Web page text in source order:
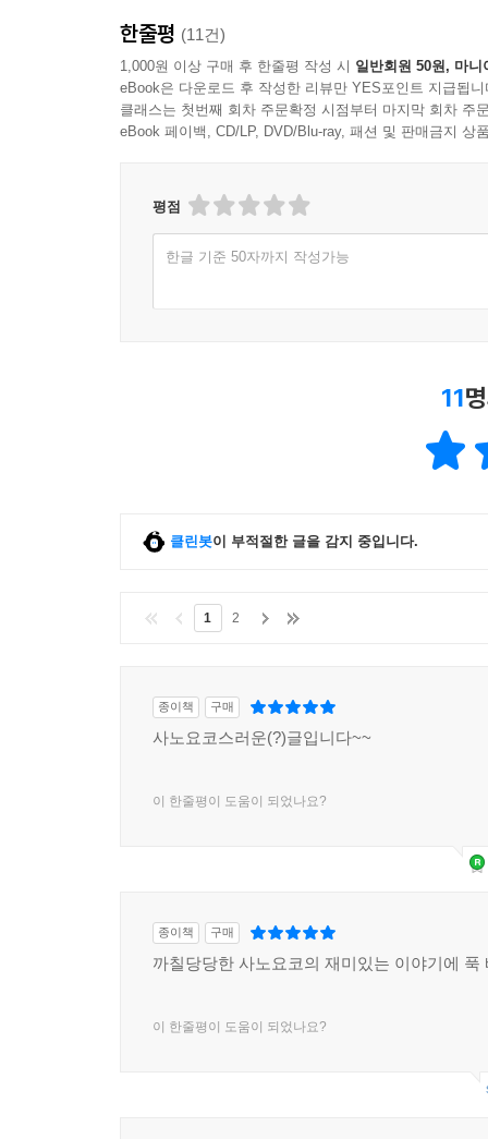
한줄평 (11건)
1,000원 이상 구매 후 한줄평 작성 시 일반회원 50원, 마니
eBook은 다운로드 후 작성한 리뷰만 YES포인트 지급됩니
클래스는 첫번째 회차 주문확정 시점부터 마지막 회차 주
eBook 페이백, CD/LP, DVD/Blu-ray, 패션 및 판매금지 상
평점
한글 기준 50자까지 작성가능
11
클린봇이 부적절한 글을 감지 중입니다.
1 2
종이책 구매
사노요코스러운(?)글입니다~~
이 한줄평이 도움이 되었나요?
종이책 구매
까칠당당한 사노요코의 재미있는 이야기에 푹
이 한줄평이 도움이 되었나요?